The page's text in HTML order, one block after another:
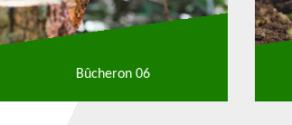
Bûcheron 06